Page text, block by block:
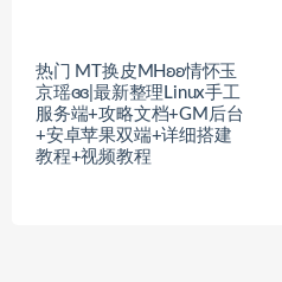
热门 MT换皮MHʚʚ情怀玉
京瑶ɞɞ|最新整理Linux手工
服务端+攻略文档+GM后台
+安卓苹果双端+详细搭建
教程+视频教程